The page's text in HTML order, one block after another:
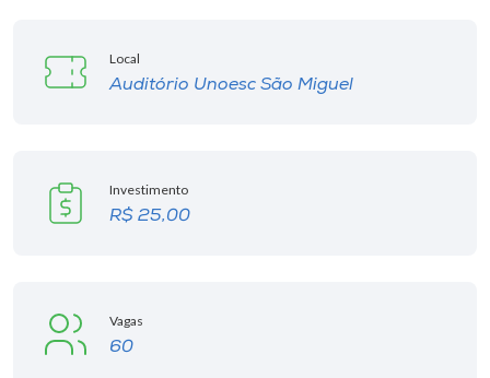
CPA
Editora
Museu
Local
Auditório Unoesc São Miguel
Investimento
R$ 25,00
Vagas
60